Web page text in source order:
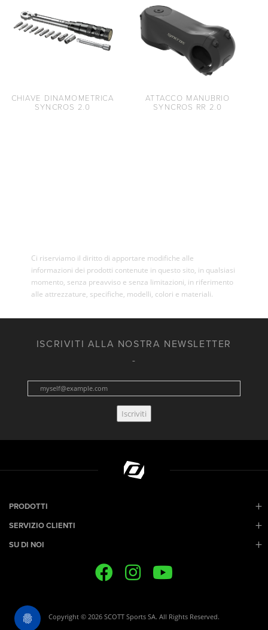
CHIAVE DINAMOMETRICA
SYNCROS 2.0
ATTACCO MANUBRIO
SYNCROS RR 2.0
Ci riserviamo il diritto di apportare modifiche alle
informazioni dei prodotti contenute in questo sito, in qualsiasi
momento, senza preavviso e senza limitazioni, in riferimento
alle attrezzature, specifiche, modelli, colori e materiali.
ISCRIVITI ALLA NOSTRA NEWSLETTER
Iscriviti
PRODOTTI
SERVIZIO CLIENTI
SU DI NOI
Copyright © 2026 SCOTT Sports SA. All Rights Reserved.